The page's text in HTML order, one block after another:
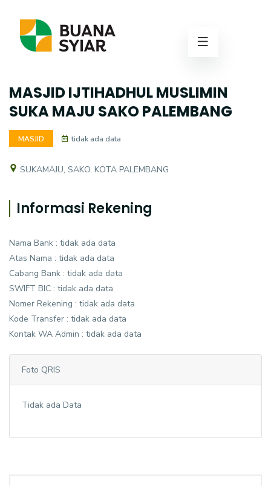
MASJID IJTIHADHUL MUSLIMIN
SUKA MAJU SAKO PALEMBANG
MASJID tidak ada data
SUKAMAJU, SAKO, KOTA PALEMBANG
Informasi Rekening
Nama Bank : tidak ada data
Atas Nama : tidak ada data
Cabang Bank : tidak ada data
SWIFT BIC : tidak ada data
Nomer Rekening : tidak ada data
Kode Transfer : tidak ada data
Kontak WA Admin : tidak ada data
Foto QRIS
Tidak ada Data